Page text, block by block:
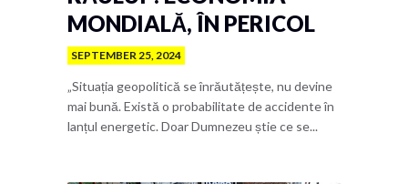
MONDIALĂ, ÎN PERICOL
SEPTEMBER 25, 2024
„Situația geopolitică se înrăutățește, nu devine
mai bună. Există o probabilitate de accidente în
lanțul energetic. Doar Dumnezeu știe ce se...